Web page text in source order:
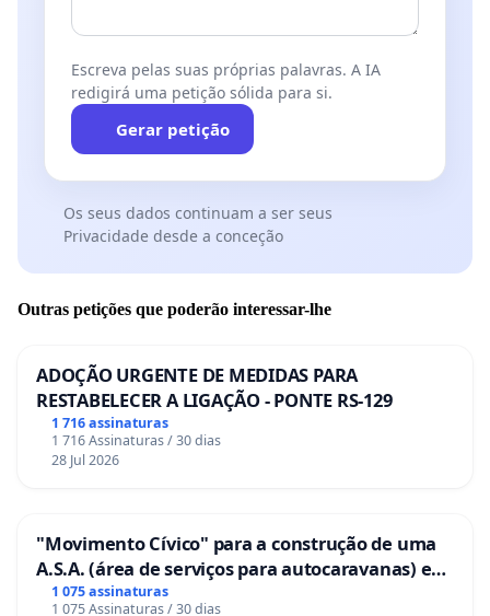
Escreva pelas suas próprias palavras. A IA
redigirá uma petição sólida para si.
Gerar petição
Os seus dados continuam a ser seus
Privacidade desde a conceção
Outras petições que poderão interessar-lhe
ADOÇÃO URGENTE DE MEDIDAS PARA
RESTABELECER A LIGAÇÃO - PONTE RS-129
1 716 assinaturas
1 716 Assinaturas / 30 dias
28 Jul 2026
"Movimento Cívico" para a construção de uma
A.S.A. (área de serviços para autocaravanas) em
Coimbra
1 075 assinaturas
1 075 Assinaturas / 30 dias